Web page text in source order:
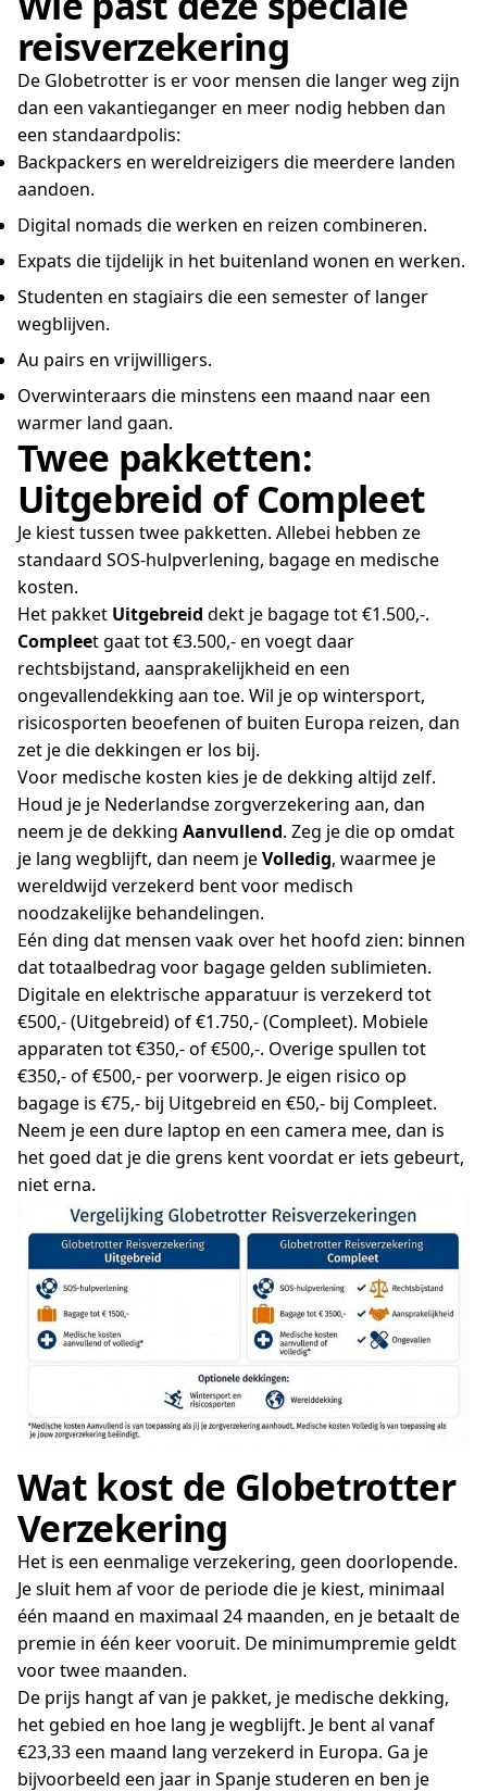
reisverzekering
De Globetrotter is er voor mensen die langer weg zijn
dan een vakantieganger en meer nodig hebben dan
een standaardpolis:
Backpackers en wereldreizigers die meerdere landen
aandoen.
Digital nomads die werken en reizen combineren.
Expats die tijdelijk in het buitenland wonen en werken.
Studenten en stagiairs die een semester of langer
wegblijven.
Au pairs en vrijwilligers.
Overwinteraars die minstens een maand naar een
warmer land gaan.
Twee pakketten:
Uitgebreid of Compleet
Je kiest tussen twee pakketten. Allebei hebben ze
standaard SOS-hulpverlening, bagage en medische
kosten.
Het pakket Uitgebreid dekt je bagage tot €1.500,-.
Compleet gaat tot €3.500,- en voegt daar
rechtsbijstand, aansprakelijkheid en een
ongevallendekking aan toe. Wil je op wintersport,
risicosporten beoefenen of buiten Europa reizen, dan
zet je die dekkingen er los bij.
Voor medische kosten kies je de dekking altijd zelf.
Houd je je Nederlandse zorgverzekering aan, dan
neem je de dekking Aanvullend. Zeg je die op omdat
je lang wegblijft, dan neem jeVolledig, waarmee je
wereldwijd verzekerd bent voor medisch
noodzakelijke behandelingen.
Eén ding dat mensen vaak over het hoofd zien: binnen
dat totaalbedrag voor bagage gelden sublimieten.
Digitale en elektrische apparatuur is verzekerd tot
€500,- (Uitgebreid) of €1.750,- (Compleet). Mobiele
apparaten tot €350,- of €500,-. Overige spullen tot
€350,- of €500,- per voorwerp. Je eigen risico op
bagage is €75,- bij Uitgebreid en €50,- bij Compleet.
Neem je een dure laptop en een camera mee, dan is
het goed dat je die grens kent voordat er iets gebeurt,
niet erna.
Wat kost de Globetrotter
Verzekering
Het is een eenmalige verzekering, geen doorlopende.
Je sluit hem af voor de periode die je kiest, minimaal
één maand en maximaal 24 maanden, en je betaalt de
premie in één keer vooruit. De minimumpremie geldt
voor twee maanden.
De prijs hangt af van je pakket, je medische dekking,
het gebied en hoe lang je wegblijft. Je bent al vanaf
€23,33 een maand lang verzekerd in Europa. Ga je
bijvoorbeeld een jaar in Spanje studeren en ben je